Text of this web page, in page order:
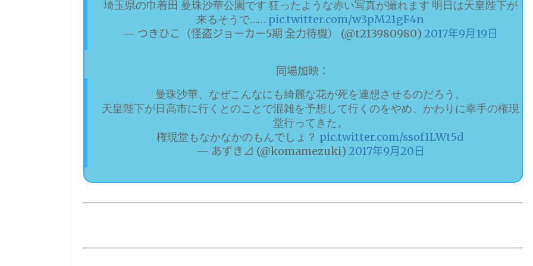
埼玉県の巾着田 曼珠沙華公園です 狂ったような赤い写真が撮れます 明日は天皇陛下が
来るそうで…… pic.twitter.com/w3pM21gF4n
— つきひこ（怪盗ジョーカー5期 全力待機） (@t213980980)2017年9月19日
同場加映：
曼珠沙華、なぜこんなにも綺麗な花が死を連想させるのだろう。
天皇陛下が日高市に行くとのことで混雑を予想して行くのをやめ、かわりに幸手の権現
堂行ってきた。
権現堂もなかなかのもんでしょ？ pic.twitter.com/ssof1LWt5d
— あずき⊿ (@komamezuki) 2017年9月20日